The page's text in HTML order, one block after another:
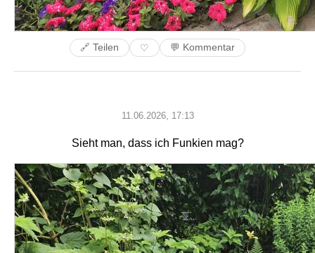
🔗 Teilen ♡ 💬 Kommentar
11.06.2026, 17:13
Sieht man, dass ich Funkien mag?